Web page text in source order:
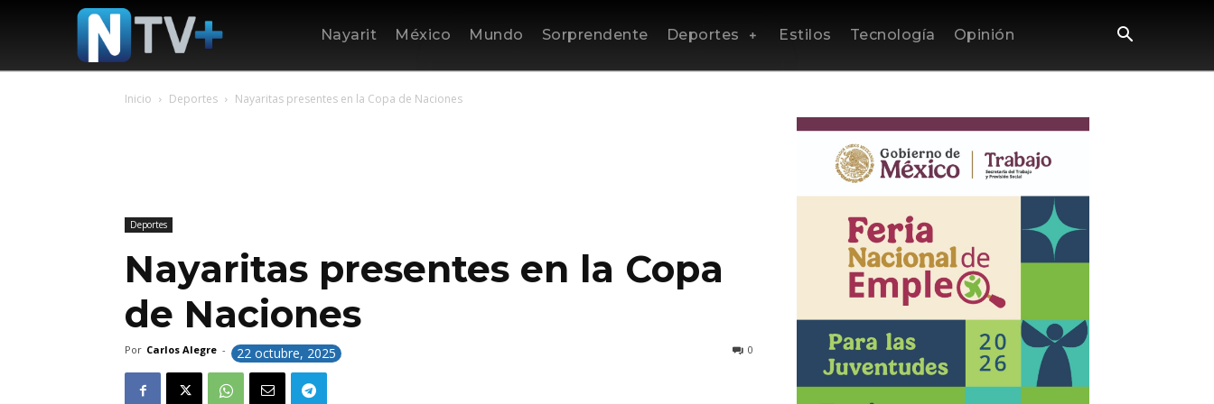
Nayarit México Mundo Sorprendente Deportes Estilos Tecnología Opinión
Inicio Deportes Nayaritas presentes en la Copa de Naciones
Deportes
Nayaritas presentes en la Copa
de Naciones
Por Carlos Alegre - 22 octubre, 2025 0